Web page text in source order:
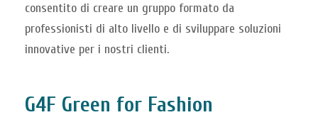
consentito di creare un gruppo formato da
professionisti di alto livello e di sviluppare soluzioni
innovative per i nostri clienti.
G4F Green for Fashion